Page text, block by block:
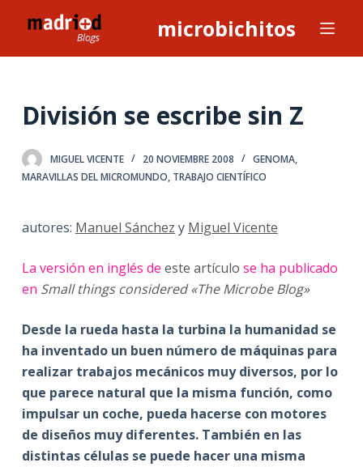
l
n
e
n
d
o
microbichitos
División se escribe sin Z
MIGUEL VICENTE 20 NOVIEMBRE 2008 GENOMA,
MARAVILLAS DEL MICROMUNDO, TRABAJO CIENTÍFICO
autores: Manuel Sánchez y Miguel Vicente
La versión en inglés de este artículo se ha publicado
en Small things considered «The Microbe Blog»
Desde la rueda hasta la turbina la humanidad se
ha inventado un buen número de máquinas para
realizar trabajos mecánicos muy diversos, por lo
que parece natural que la misma función, como
impulsar un coche, pueda hacerse con motores
de diseños muy diferentes. También en las
distintas células se puede hacer una misma